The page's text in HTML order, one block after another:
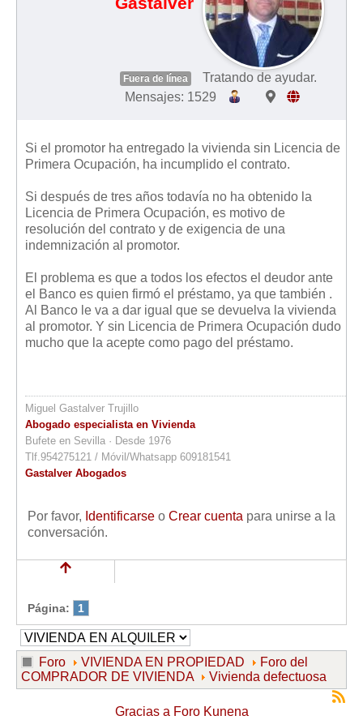
Fuera de línea
Tratando de ayudar.
Mensajes: 1529
Si el promotor ha entregado la vivienda sin Licencia de
Primera Ocupación, ha incumplido el contrato.
Si después de tres años todavía no ha obtenido la
Licencia de Primera Ocupación, es motivo de
resolución del contrato y de exigencia de una
indemnización al promotor.
El problema es que a todos los efectos el deudor ante
el Banco es quien firmó el préstamo, ya que también .
Al Banco le va a dar igual que se devuelva la vivienda
al promotor. Y sin Licencia de Primera Ocupación dudo
mucho que la acepte como pago del préstamo.
Miguel Gastalver Trujillo
Abogado especialista en Vivienda
Bufete en Sevilla · Desde 1976
Tlf.954275121 / Móvil/Whatsapp 609181541
Gastalver Abogados
Por favor, Identificarse o Crear cuenta para unirse a la
conversación.
Página: 1
Foro VIVIENDA EN PROPIEDAD
Foro del
COMPRADOR DE VIVIENDA
Vivienda defectuosa
Gracias a Foro Kunena